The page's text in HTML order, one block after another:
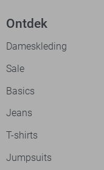
Ontdek
Dameskleding
Sale
Basics
Jeans
T-shirts
Jumpsuits